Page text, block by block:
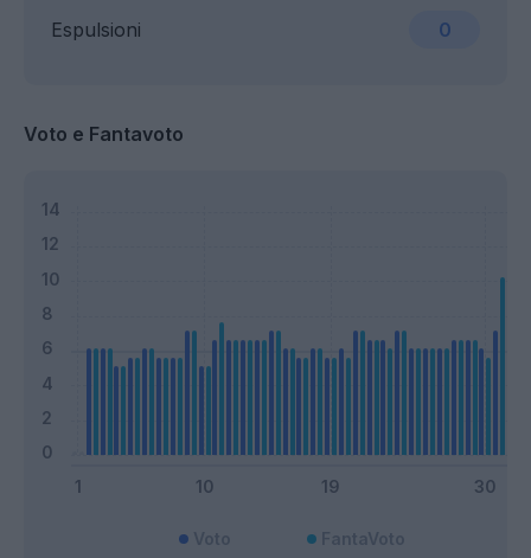
Espulsioni 0
Voto e Fantavoto